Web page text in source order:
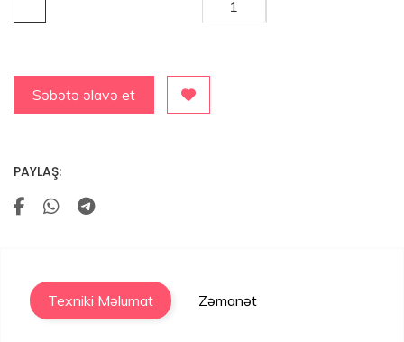
Səbətə əlavə et
PAYLAŞ:
Texniki Məlumat Zəmanət